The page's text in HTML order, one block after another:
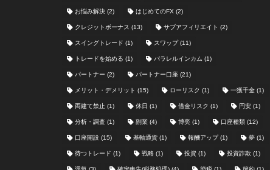
お悩み解決 (2) はじめてのFX (2)
クレジットボーナス (13) サブアフィリエイト (2)
スイングトレード (1) スワップ (11)
トレードを始める (1) パラレルインカム (1)
パートナー (2) パートナー口座 (21)
メリット・デメリット (15) ローリスク (1) 一獲千金 (1)
両建て禁止 (1) 休日 (1) 借金リスク (1) 円安 (1)
分析・調査 (1) 副業 (4) 博奕 (1) 口座種類 (12)
口座開設 (15) 基軸通貨 (1) 報酬アップ (1) 夢 (1)
待つトレード (1) 戦略 (1) 投資 (1) 投資詐欺 (1)